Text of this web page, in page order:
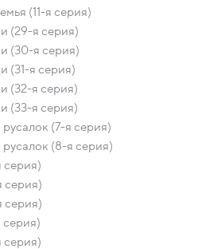
(11-я серия)
(29-я серия)
(30-я серия)
(31-я серия)
(32-я серия)
(33-я серия)
(7-я серия)
(8-я серия)
серия)
серия)
серия)
серия)